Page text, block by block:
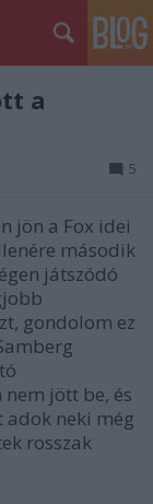
a
5
jön a Fox idei
második
játszódó
gondolom ez
jött be, és
adok neki még
rosszak